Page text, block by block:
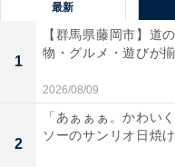
最新
1
【群馬県藤岡市】道
物・グルメ・遊びが
2026/08/09
2
「あぁぁぁ。かわい
ソーのサンリオ日焼